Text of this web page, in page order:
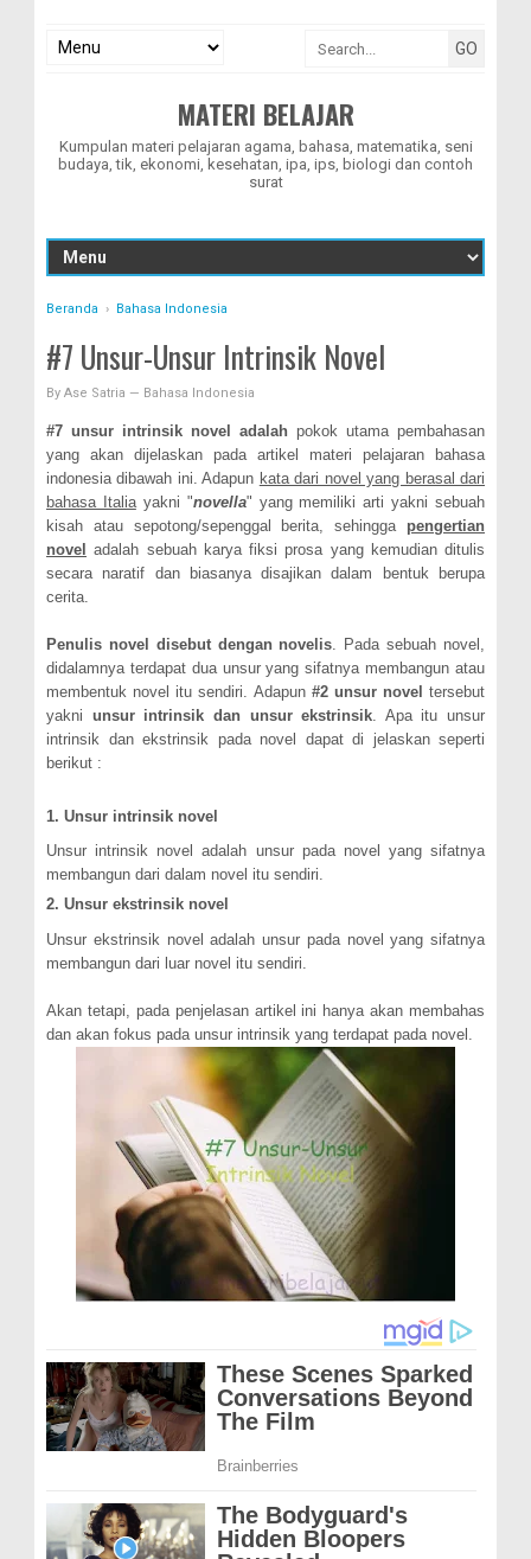
MATERI BELAJAR
Kumpulan materi pelajaran agama, bahasa, matematika, seni
budaya, tik, ekonomi, kesehatan, ipa, ips, biologi dan contoh
surat
Beranda › Bahasa Indonesia
#7 Unsur-Unsur Intrinsik Novel
By Ase Satria — Bahasa Indonesia
#7 unsur intrinsik novel adalah pokok utama pembahasan
yang akan dijelaskan pada artikel materi pelajaran bahasa
indonesia dibawah ini. Adapun kata dari novel yang berasal dari
bahasa Italiayakni "novella" yang memiliki arti yakni sebuah
kisah atau sepotong/sepenggal berita, sehingga pengertian
novel
adalah sebuah karya fiksi prosa yang kemudian ditulis
secara naratif dan biasanya disajikan dalam bentuk berupa
cerita.
Penulis novel disebut dengan novelis. Pada sebuah novel,
didalamnya terdapat dua unsur yang sifatnya membangun atau
membentuk novel itu sendiri. Adapun #2 unsur novel tersebut
yakni unsur intrinsik dan unsur ekstrinsik. Apa itu unsur
intrinsik dan ekstrinsik pada novel dapat di jelaskan seperti
berikut :
1. Unsur intrinsik novel
Unsur intrinsik novel adalah unsur pada novel yang sifatnya
membangun dari dalam novel itu sendiri.
2. Unsur ekstrinsik novel
Unsur ekstrinsik novel adalah unsur pada novel yang sifatnya
membangun dari luar novel itu sendiri.
Akan tetapi, pada penjelasan artikel ini hanya akan membahas
dan akan fokus pada unsur intrinsik yang terdapat pada novel.